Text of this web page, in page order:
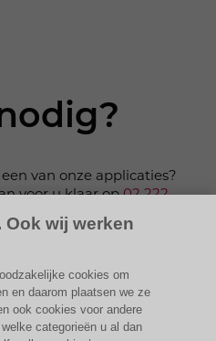
van onze applicaties?
voor u klaar op02 222
Ook wij werken
cookies om
en daarom plaatsen we ze
ook cookies voor andere
categorieën u al dan